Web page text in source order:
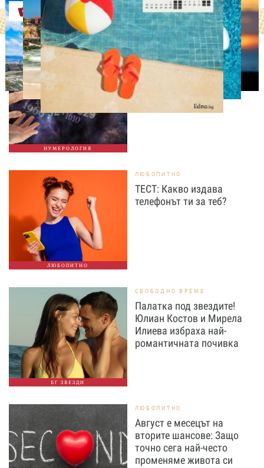
Оферти
НУМЕРОЛОГИЯ
НУМЕРОЛОГИЯ
Нумерологична прогноза
за 7 август, петък
ЛЮБОПИТНО
ЛЮБОПИТНО
ТЕСТ: Какво издава
телефонът ти за теб?
БГ ЗВЕЗДИ
СВОБОДНО ВРЕМЕ
Палатка под звездите!
Юлиан Костов и Мирела
Илиева избраха най-
романтичната почивка
ЛЮБОПИТНО
Август е месецът на
вторите шансове: Защо
точно сега най-често
променяме живота си